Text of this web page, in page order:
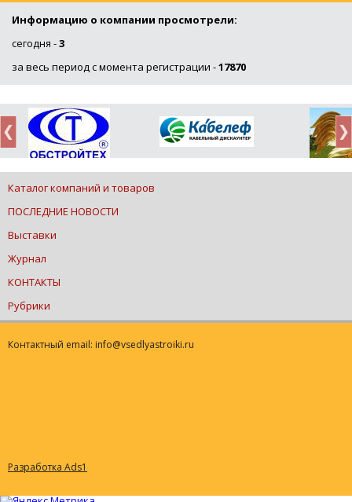
Информацию о компании просмотрели:
сегодня -3
за весь период с момента регистрации -17870
Каталог компаний и товаров
ПОСЛЕДНИЕ НОВОСТИ
Выставки
Журнал
КОНТАКТЫ
Рубрики
Контактный email: info@vsedlyastroiki.ru
Разработка Ads1